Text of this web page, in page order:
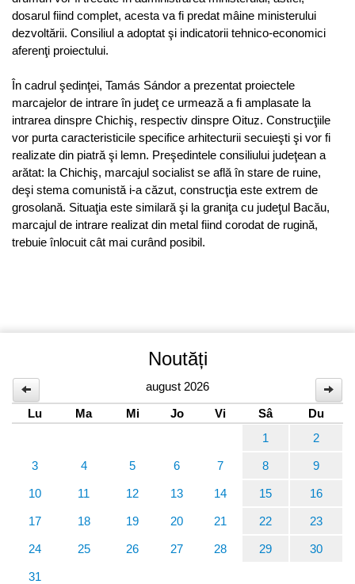
dosarul fiind complet, acesta va fi predat mâine ministerului
dezvoltării. Consiliul a adoptat şi indicatorii tehnico-economici
aferenţi proiectului.
În cadrul şedinţei, Tamás Sándor a prezentat proiectele
marcajelor de intrare în judeţ ce urmează a fi amplasate la
intrarea dinspre Chichiş, respectiv dinspre Oituz. Construcţiile
vor purta caracteristicile specifice arhitecturii secuieşti şi vor fi
realizate din piatră şi lemn. Preşedintele consiliului judeţean a
arătat: la Chichiş, marcajul socialist se află în stare de ruine,
deşi stema comunistă i-a căzut, construcţia este extrem de
grosolană. Situaţia este similară şi la graniţa cu judeţul Bacău,
marcajul de intrare realizat din metal fiind corodat de rugină,
trebuie înlocuit cât mai curând posibil.
Noutăți
august 2026
Lu
Ma Mi Jo Vi Sâ
Du
1
2
3 4 5 6 7 8 9
10 11 12 13 14 15 16
17 18 19 20 21 22 23
24 25 26 27 28 29 30
31